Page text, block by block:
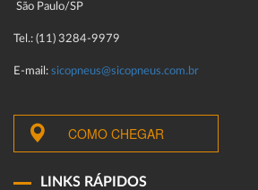
São Paulo/SP
Tel.: (11) 3284-9979
E-mail: sicopneus@sicopneus.com.br
COMO CHEGAR
LINKS RÁPIDOS